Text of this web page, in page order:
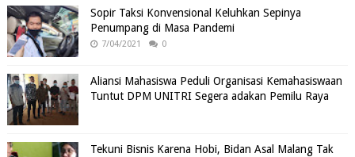
Sopir Taksi Konvensional Keluhkan Sepinya
Penumpang di Masa Pandemi
7/04/2021 0
Aliansi Mahasiswa Peduli Organisasi Kemahasiswaan
Tuntut DPM UNITRI Segera adakan Pemilu Raya
Tekuni Bisnis Karena Hobi, Bidan Asal Malang Tak